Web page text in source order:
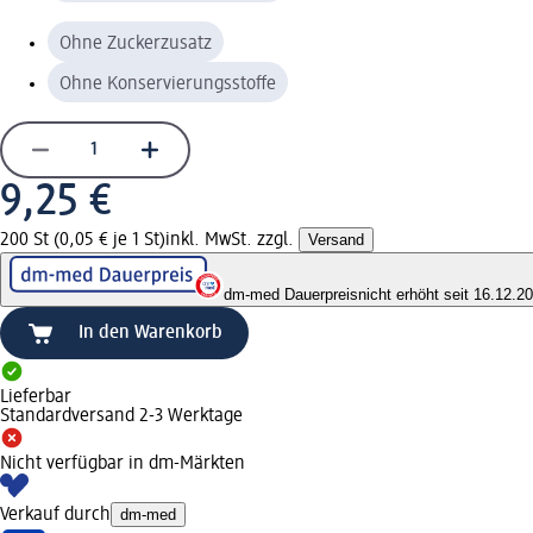
Ohne Zuckerzusatz
Ohne Konservierungsstoffe
9,25 €
200 St (0,05 € je 1 St)inkl. MwSt. zzgl. Versand
dm-med Dauerpreisnicht erhöht seit
In den Warenkorb
Lieferbar
Standardversand 2-3 Werktage
Nicht verfügbar in dm-Märkten
Verkauf durch dm-med